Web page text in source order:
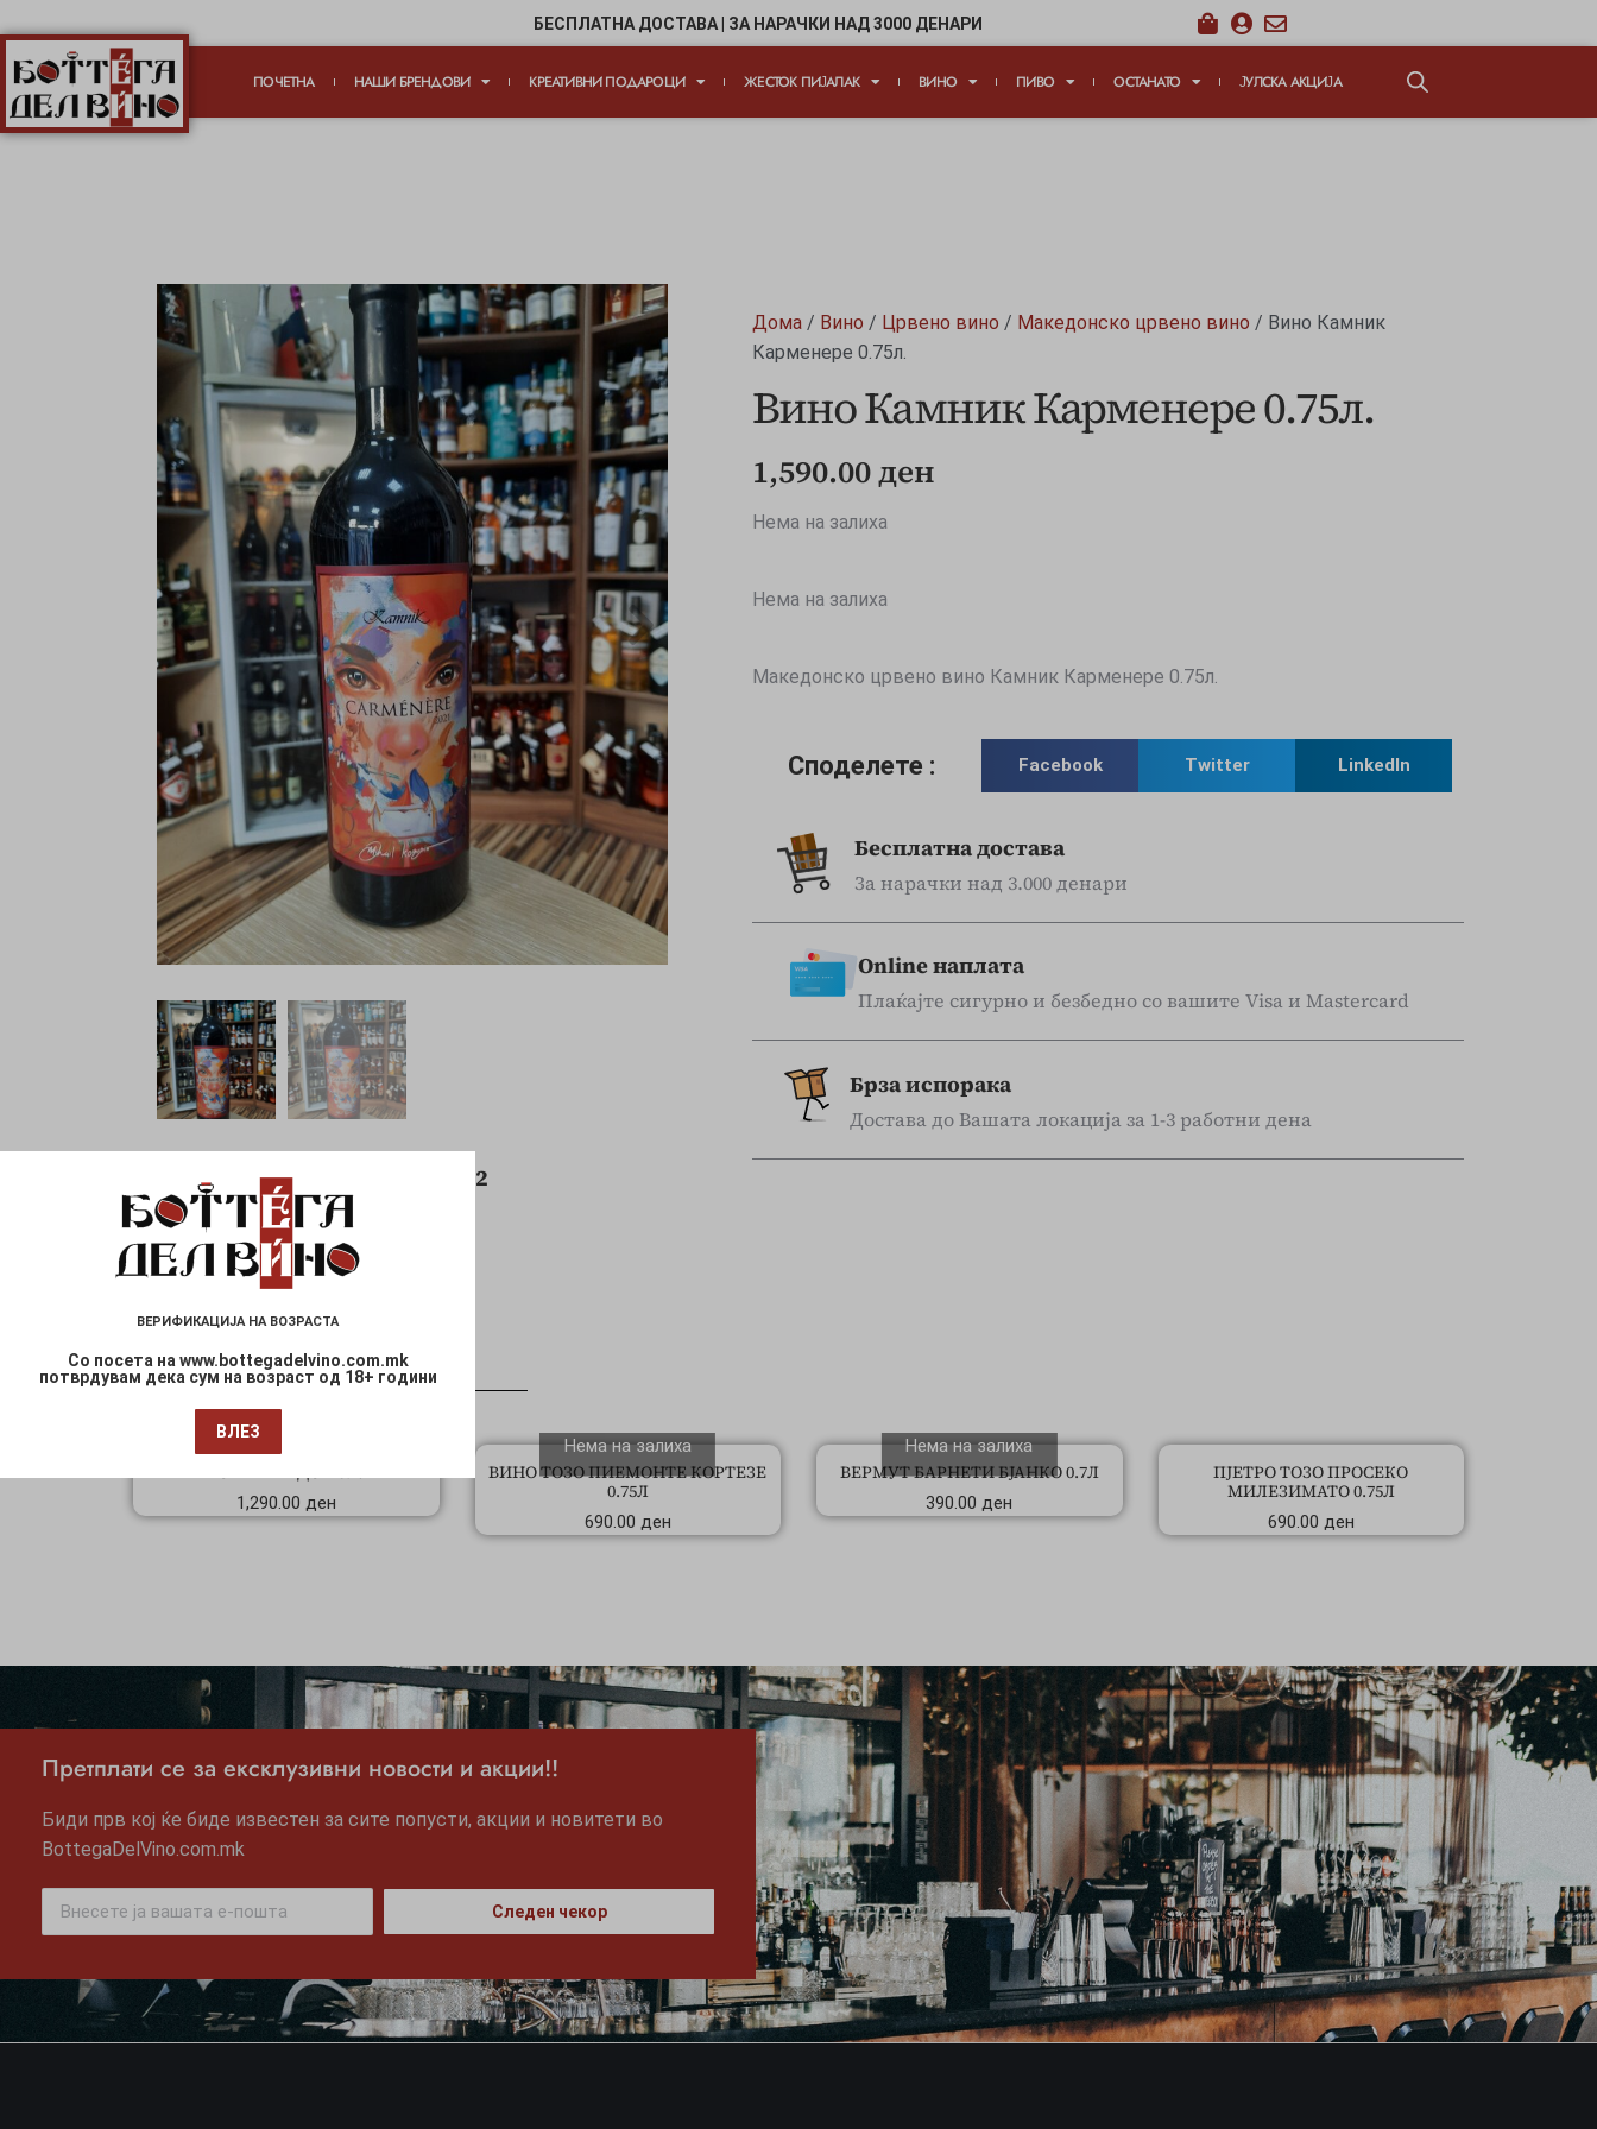
БЕСПЛАТНА ДОСТАВА | ЗА НАРАЧКИ НАД 3000 ДЕНАРИ
ПОЧЕТНА НАШИ БРЕНДОВИ КРЕАТИВНИ ПОДАРОЦИ ЖЕСТОК ПИЈАЛАК ВИНО ПИВО ОСТАНАТО ЈУЛСКА АКЦИЈА
Шифра: 1002
Дома/ Вино / Црвено вино / Македонско црвено вино / Вино Камник
Карменере 0.75л.
Вино Камник Карменере 0.75л.
1,590.00ден
Нема на залиха
Нема на залиха
Македонско црвено вино Камник Карменере 0.75л.
Споделете : Facebook Twitter LinkedIn
Бесплатна достава
За нарачки над 3.000 денари
Online наплата
Плаќајте сигурно и безбедно со вашите Visa и Mastercard
Брза испорака
Достава до Вашата локација за 1-3 работни дена
Слични продукти
Нема на залиха
МОЕТ ШАНДОН 0.2Л
1,290.00 ден
Нема на залиха
ВИНО ТОЗО ПИЕМОНТЕ КОРТЕЗЕ
0.75Л
690.00 ден
Нема на залиха
ВЕРМУТ БАРНЕТИ БЈАНКО 0.7Л
390.00ден
ПЈЕТРО ТОЗО ПРОСЕКО
МИЛЕЗИМАТО 0.75Л
690.00 ден
Претплати се за ексклузивни новости и акции!!
Биди прв кој ќе биде известен за сите попусти, акции и новитети во
BottegaDelVino.com.mk
Следен чекор
ВЕРИФИКАЦИЈА НА ВОЗРАСТА
Со посета на www.bottegadelvino.com.mk
потврдувам дека сум на возраст од 18+ години
ВЛЕЗ